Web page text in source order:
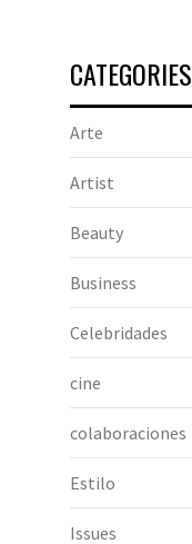
CATEGORIES
Arte
Artist
Beauty
Business
Celebridades
cine
colaboraciones
Estilo
Issues